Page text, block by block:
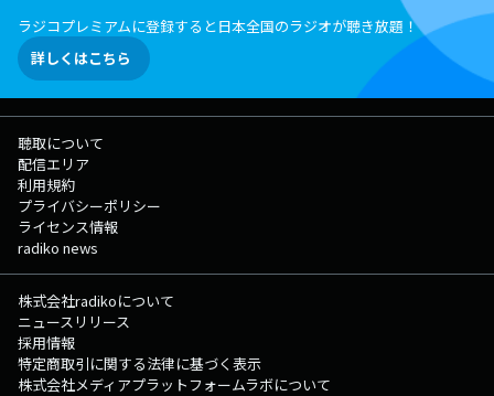
ラジコプレミアムに登録すると日本全国のラジオが聴き放題！
詳しくはこちら
聴取について
配信エリア
利用規約
プライバシーポリシー
ライセンス情報
radiko news
株式会社radikoについて
ニュースリリース
採用情報
特定商取引に関する法律に基づく表示
株式会社メディアプラットフォームラボについて